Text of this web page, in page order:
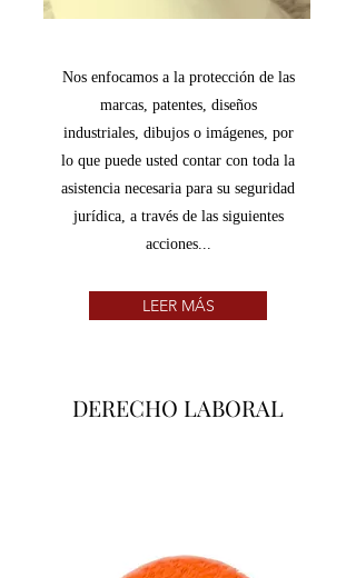
Nos enfocamos a la protección de las
marcas, patentes, diseños
industriales, dibujos o imágenes, por
lo que puede usted contar con toda la
asistencia necesaria para su seguridad
jurídica, a través de las siguientes
acciones...
LEER MÁS
DERECHO LABORAL